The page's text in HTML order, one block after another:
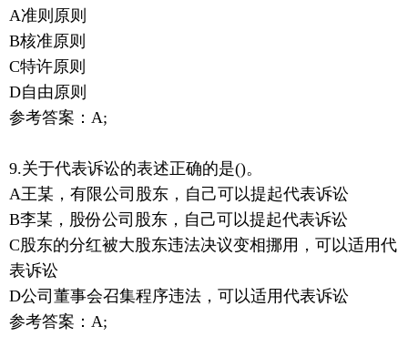
A准则原则
B核准原则
C特许原则
D自由原则
参考答案：A;
9.关于代表诉讼的表述正确的是()。
A王某，有限公司股东，自己可以提起代表诉讼
B李某，股份公司股东，自己可以提起代表诉讼
C股东的分红被大股东违法决议变相挪用，可以适用代
表诉讼
D公司董事会召集程序违法，可以适用代表诉讼
参考答案：A;